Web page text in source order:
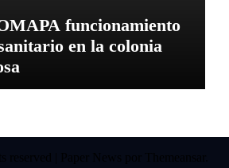
funcionamiento
en la colonia